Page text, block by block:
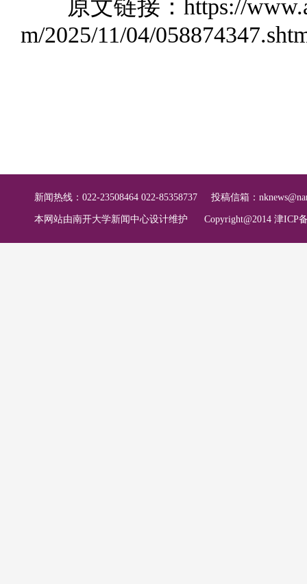
原文链接： https://
m/2025/11/04/
新闻热线：022-23508464 022-85358737 投稿信箱：
本网站由南开大学新闻中心设计维护 Copyright@2014 津ICP